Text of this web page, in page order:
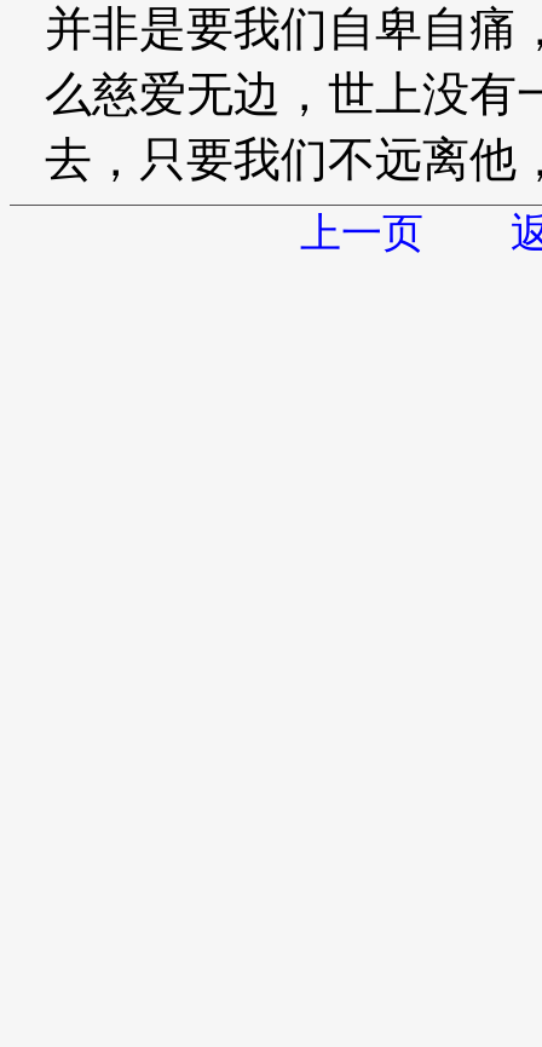
并非是要我们自卑自痛
么慈爱无边，世上没有
去，只要我们不远离他
上一页